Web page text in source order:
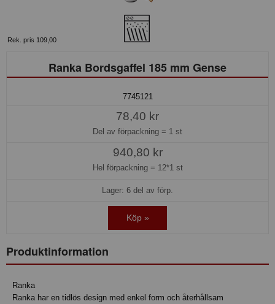
Rek. pris 109,00
Ranka Bordsgaffel 185 mm Gense
7745121
78,40 kr
Del av förpackning = 1 st
940,80 kr
Hel förpackning = 12*1 st
Lager: 6 del av förp.
Köp »
Produktinformation
Ranka
Ranka har en tidlös design med enkel form och återhållsam